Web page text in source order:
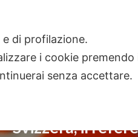
Svizzera, il
di profilazione.
i cookie premendo
senza accettare.